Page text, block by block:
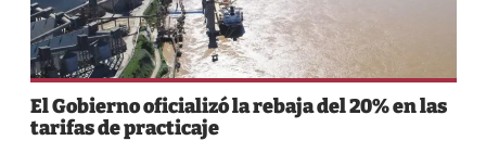
El Gobierno oficializó la rebaja del 20% en las
tarifas de practicaje